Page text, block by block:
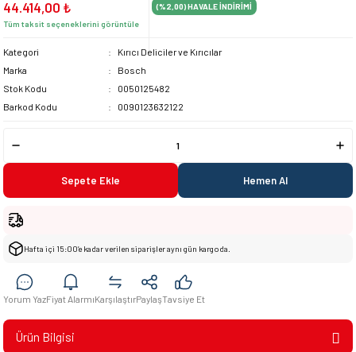
44.414,00 ₺
Tüm taksit seçeneklerini görüntüle
(%2,00)HAVALE İNDİRİMİ
Kategori
Kırıcı Deliciler ve Kırıcılar
Marka
Bosch
Stok Kodu
0050125482
Barkod Kodu
0090123632122
Sepete Ekle Hemen Al
Hafta içi 15:00’e kadar verilen siparişler aynı gün kargoda.
Yorum YazFiyat AlarmıKarşılaştırPaylaşTavsiye Et
Ürün Bilgisi